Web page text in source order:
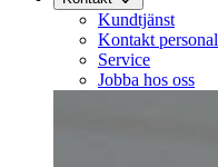
Kundtjänst
Kontakt personal
Service
Jobba hos oss